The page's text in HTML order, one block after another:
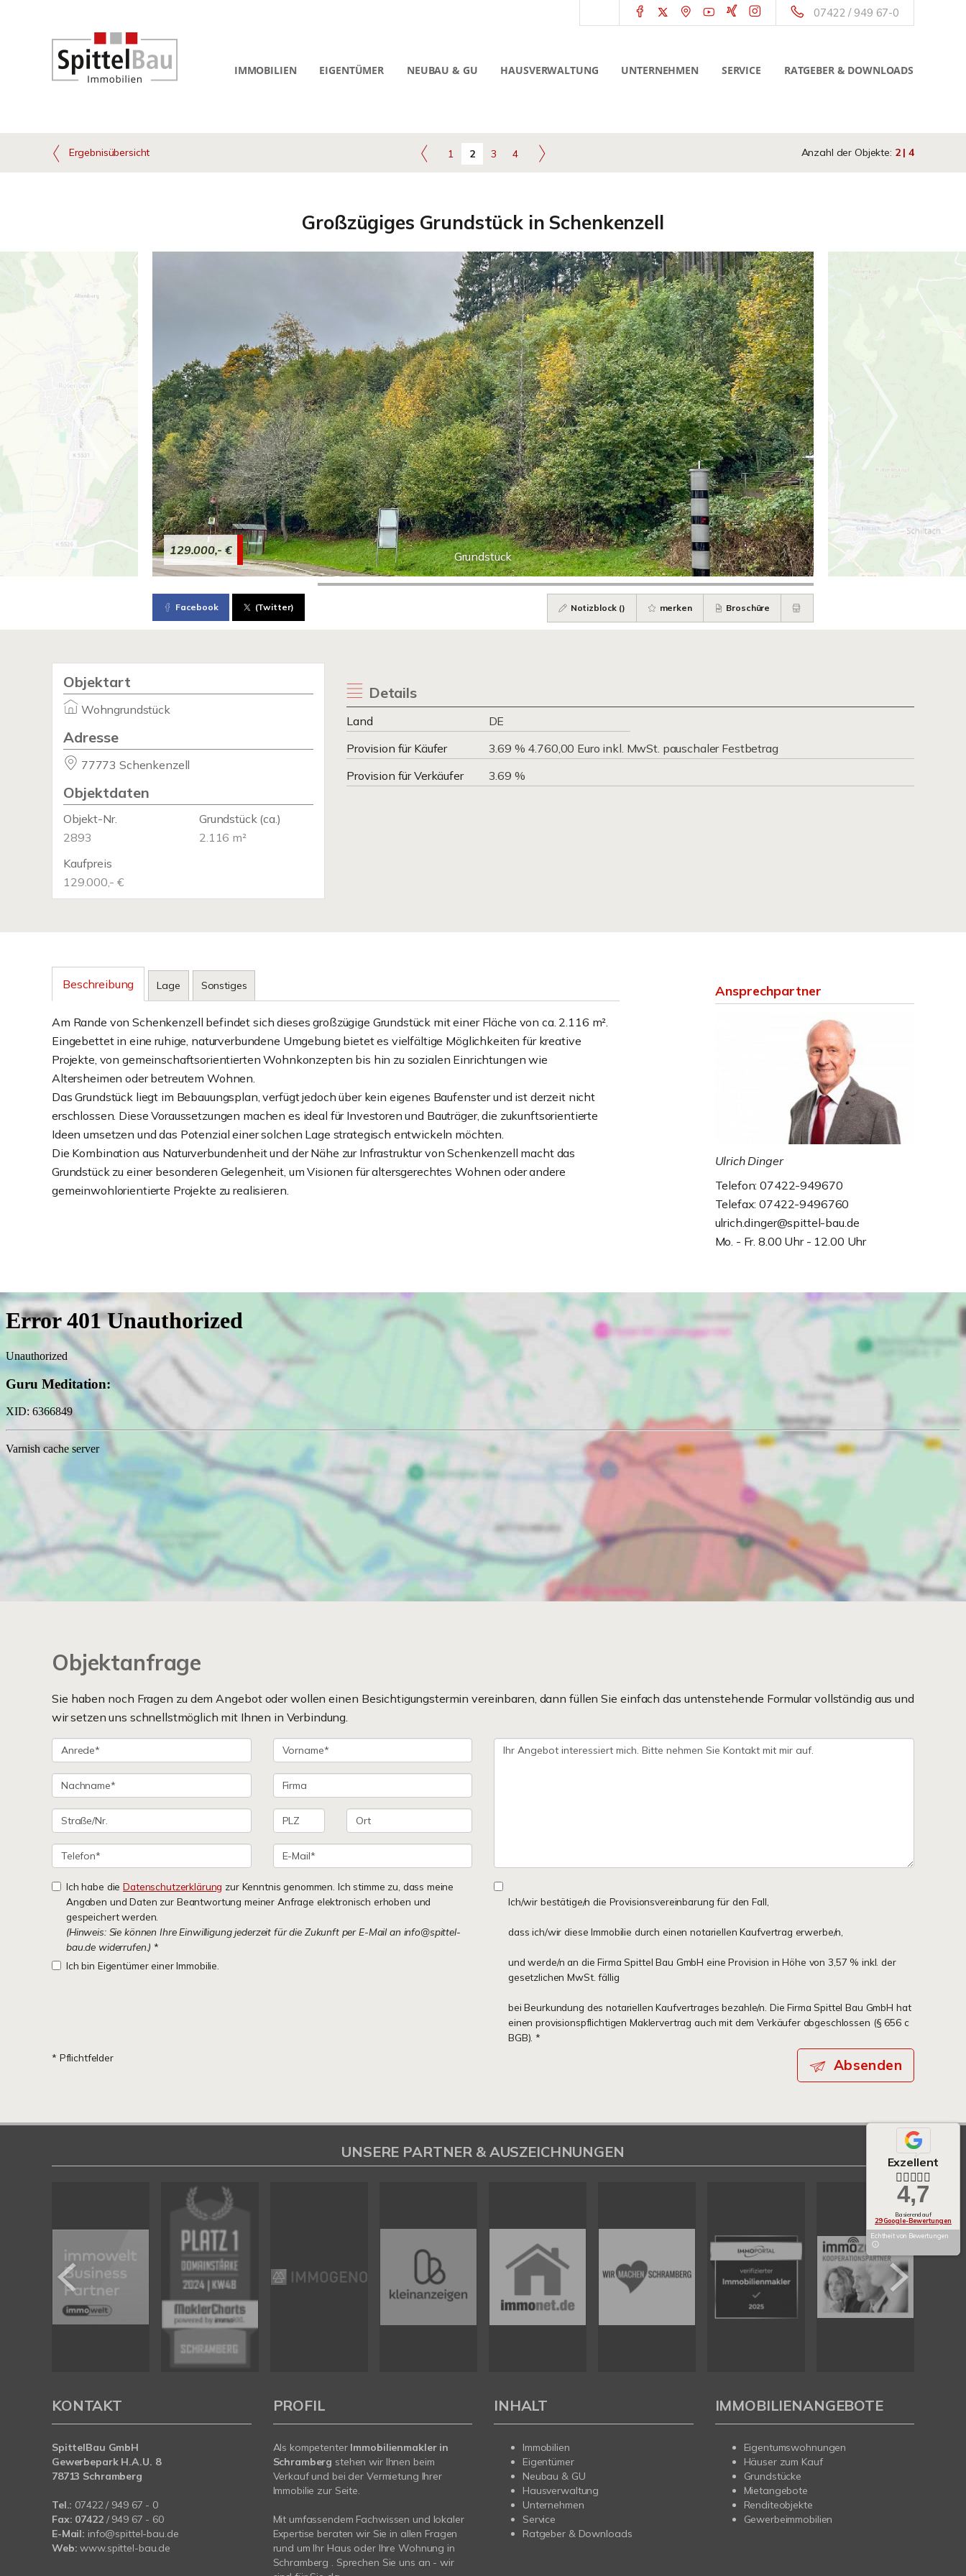
07422 / 949 67-0
IMMOBILIEN EIGENTÜMER NEUBAU & GU HAUSVERWALTUNG UNTERNEHMEN SERVICE RATGEBER & DOWNLOADS
Ergebnisübersicht 1 2 3 4 Anzahl der Objekte: 2 | 4
Großzügiges Grundstück in Schenkenzell
Grundstück
129.000,- €
Facebook (Twitter) Notizblock () merken Broschüre
Objektart
Wohngrundstück
Adresse
77773 Schenkenzell
Objektdaten
Objekt-Nr.
2893
Grundstück(ca.)
2.116 m²
Kaufpreis
129.000,- €
Details
Land
DE
Provision für Käufer
3.69 % 4.760,00 Euro inkl. MwSt. pauschaler Festbetrag
Provision für Verkäufer
3.69 %
Beschreibung Lage Sonstiges
Am Rande von Schenkenzell befindet sich dieses großzügige Grundstück mit einer Fläche von ca. 2.116 m².
Eingebettet in eine ruhige, naturverbundene Umgebung bietet es vielfältige Möglichkeiten für kreative
Projekte, von gemeinschaftsorientierten Wohnkonzepten bis hin zu sozialen Einrichtungen wie
Altersheimen oder betreutem Wohnen.
Das Grundstück liegt im Bebauungsplan, verfügt jedoch über kein eigenes Baufenster und ist derzeit nicht
erschlossen. Diese Voraussetzungen machen es ideal für Investoren und Bauträger, die zukunftsorientierte
Ideen umsetzen und das Potenzial einer solchen Lage strategisch entwickeln möchten.
Die Kombination aus Naturverbundenheit und der Nähe zur Infrastruktur von Schenkenzell macht das
Grundstück zu einer besonderen Gelegenheit, um Visionen für altersgerechtes Wohnen oder andere
gemeinwohlorientierte Projekte zu realisieren.
Ansprechpartner
Ulrich Dinger
Telefon: 07422-949670
Telefax: 07422-9496760
ulrich.dinger@spittel-bau.de
Mo. - Fr. 8.00 Uhr - 12.00 Uhr
Objektanfrage
Sie haben noch Fragen zu dem Angebot oder wollen einen Besichtigungstermin vereinbaren, dann füllen Sie einfach das untenstehende Formular vollständig aus und
wir setzen uns schnellstmöglich mit Ihnen in Verbindung.
Ich habe dieDatenschutzerklärung zur Kenntnis genommen. Ich stimme zu, dass meine
Angaben und Daten zur Beantwortung meiner Anfrage elektronisch erhoben und
gespeichert werden.
(Hinweis: Sie können Ihre Einwilligung jederzeit für die Zukunft per E-Mail an info@spittel-
bau.de widerrufen.) *
Ich bin Eigentümer einer Immobilie.
Ich/wir bestätige/n die Provisionsvereinbarung für den Fall,
dass ich/wir diese Immobilie durch einen notariellen Kaufvertrag erwerbe/n,
und werde/n an die Firma Spittel Bau GmbH eine Provision in Höhe von 3,57 % inkl. der
gesetzlichen MwSt. fällig
bei Beurkundung des notariellen Kaufvertrages bezahle/n. Die Firma Spittel Bau GmbH hat
einen provisionspflichtigen Maklervertrag auch mit dem Verkäufer abgeschlossen (§ 656 c
BGB). *
* Pflichtfelder
Absenden
Exzellent
4,7
Basierend auf
29 Google-Bewertungen
Echtheit von Bewertungen
UNSERE PARTNER & AUSZEICHNUNGEN
KONTAKT
SpittelBau GmbH
Gewerbepark H.A.U. 8
78713 Schramberg
Tel.: 07422 / 949 67 - 0
Fax: 07422/ 949 67 - 60
E-Mail: info@spittel-bau.de
Web: www.spittel-bau.de
PROFIL
Als kompetenter Immobilienmakler in
Schramberg stehen wir Ihnen beim
Verkauf und bei der Vermietung Ihrer
Immobilie zur Seite.
Mit umfassendem Fachwissen und lokaler
Expertise beraten wir Sie in allen Fragen
rund um Ihr Haus oder Ihre Wohnung in
Schramberg . Sprechen Sie uns an - wir
INHALT
Immobilien
Eigentümer
Neubau & GU
Hausverwaltung
Unternehmen
Service
Ratgeber & Downloads
IMMOBILIENANGEBOTE
Eigentumswohnungen
Häuser zum Kauf
Grundstücke
Mietangebote
Renditeobjekte
Gewerbeimmobilien